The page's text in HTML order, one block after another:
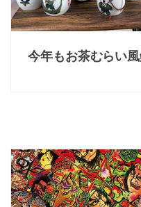
今年もお茶むらい